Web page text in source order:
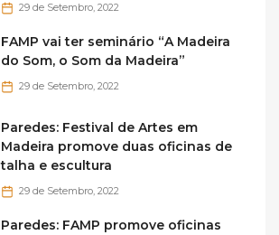
29 de Setembro, 2022
FAMP vai ter seminário “A Madeira
do Som, o Som da Madeira”
29 de Setembro, 2022
Paredes: Festival de Artes em
Madeira promove duas oficinas de
talha e escultura
29 de Setembro, 2022
Paredes: FAMP promove oficinas